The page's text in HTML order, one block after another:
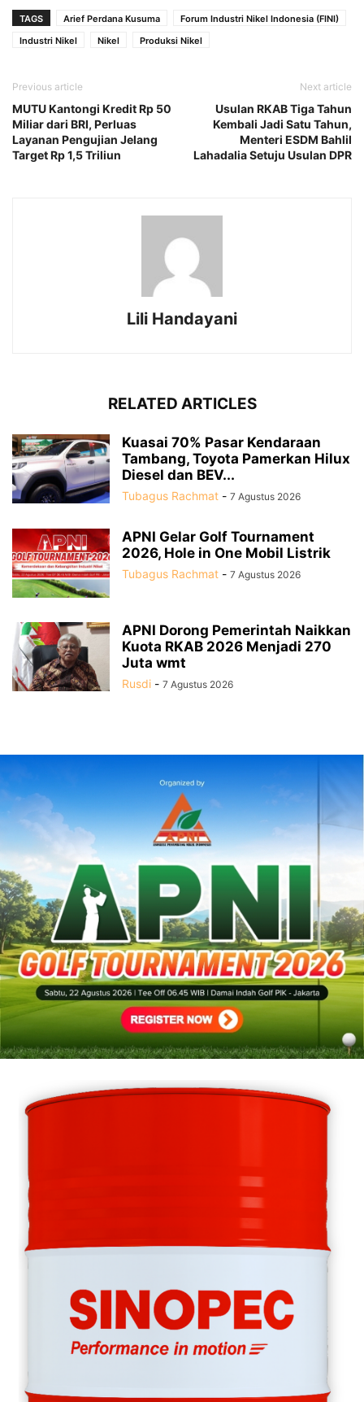
TAGS Arief Perdana Kusuma
Forum Industri Nikel Indonesia (FINI)
Industri Nikel
Nikel Produksi Nikel
Previous article
MUTU Kantongi Kredit Rp 50
Miliar dari BRI, Perluas
Layanan Pengujian Jelang
Target Rp 1,5 Triliun
Next article
Usulan RKAB Tiga Tahun
Kembali Jadi Satu Tahun,
Menteri ESDM Bahlil
Lahadalia Setuju Usulan DPR
Lili Handayani
RELATED ARTICLES
Kuasai 70% Pasar Kendaraan
Tambang, Toyota Pamerkan Hilux
Diesel dan BEV...
Tubagus Rachmat - 7 Agustus 2026
APNI Gelar Golf Tournament
2026, Hole in One Mobil Listrik
Tubagus Rachmat - 7 Agustus 2026
APNI Dorong Pemerintah Naikkan
Kuota RKAB 2026 Menjadi 270
Juta wmt
Rusdi - 7 Agustus 2026